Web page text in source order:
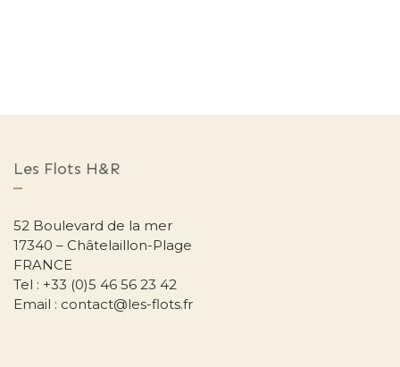
Les Flots H&R
52 Boulevard de la mer
17340 – Châtelaillon-Plage
FRANCE
Tel : +33 (0)5 46 56 23 42
Email : contact@les-flots.fr